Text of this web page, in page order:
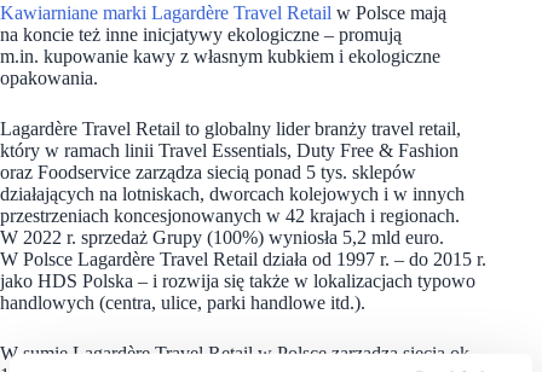
Kawiarniane marki Lagardère Travel Retail w Polsce mają
na koncie też inne inicjatywy ekologiczne – promują
m.in. kupowanie kawy z własnym kubkiem i ekologiczne
opakowania.
Lagardère Travel Retail to globalny lider branży travel retail,
który w ramach linii Travel Essentials, Duty Free & Fashion
oraz Foodservice zarządza siecią ponad 5 tys. sklepów
działających na lotniskach, dworcach kolejowych i w innych
przestrzeniach koncesjonowanych w 42 krajach i regionach.
W 2022 r. sprzedaż Grupy (100%) wyniosła 5,2 mld euro.
W Polsce Lagardère Travel Retail działa od 1997 r. – do 2015 r.
jako HDS Polska – i rozwija się także w lokalizacjach typowo
handlowych (centra, ulice, parki handlowe itd.).
W sumie Lagardère Travel Retail w Polsce zarządza siecią ok.